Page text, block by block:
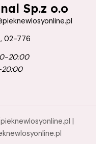
Sp.z o.o
02-776
20:00
20:00
|